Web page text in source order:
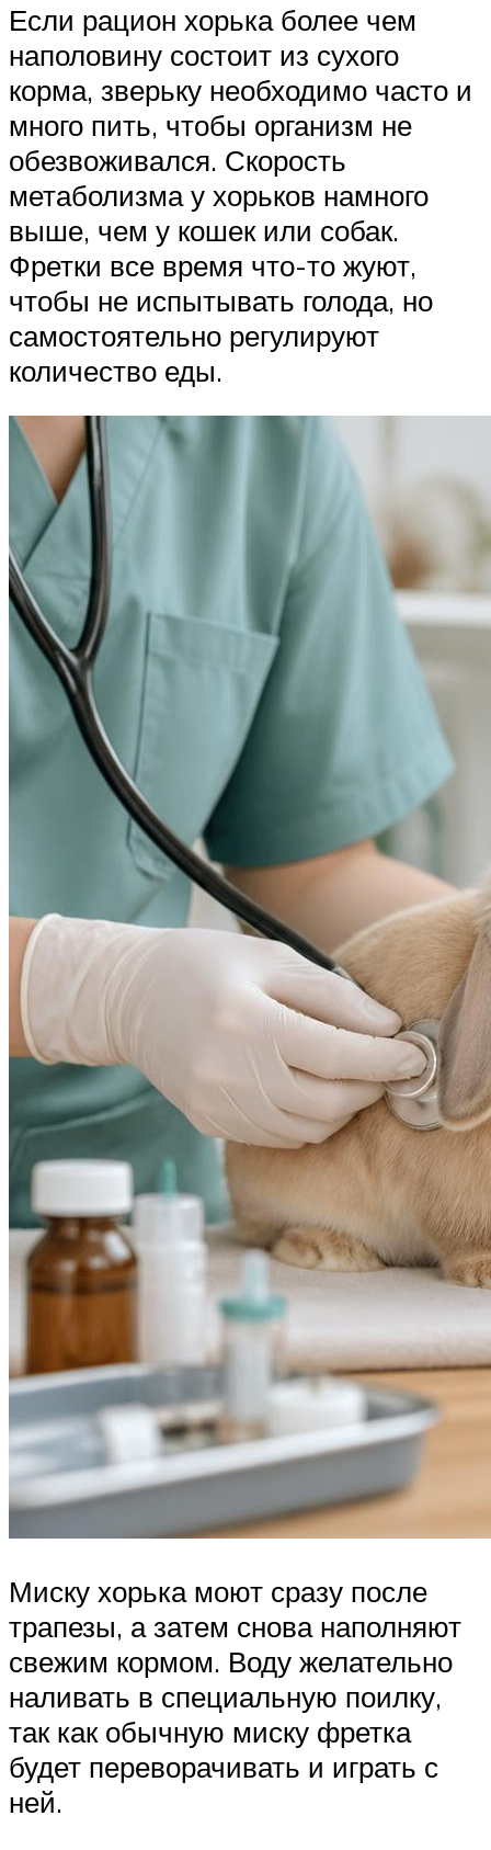
Если рацион хорька более чем
наполовину состоит из сухого
корма, зверьку необходимо часто и
много пить, чтобы организм не
обезвоживался. Скорость
метаболизма у хорьков намного
выше, чем у кошек или собак.
Фретки все время что-то жуют,
чтобы не испытывать голода, но
самостоятельно регулируют
количество еды.
Миску хорька моют сразу после
трапезы, а затем снова наполняют
свежим кормом. Воду желательно
наливать в специальную поилку,
так как обычную миску фретка
будет переворачивать и играть с
ней.